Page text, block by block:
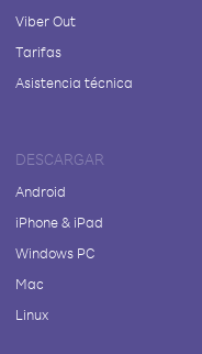
Viber Out
Tarifas
Asistencia técnica
DESCARGAR
Android
iPhone & iPad
Windows PC
Mac
Linux